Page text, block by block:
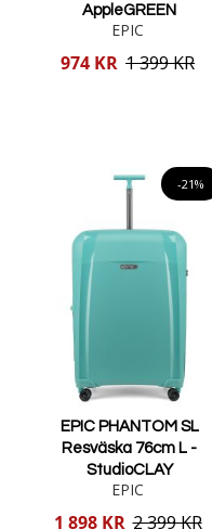
AppleGREEN
EPIC
Reducerat
974 KR 1 399 KR
-21%
EPIC PHANTOM SL
Resväska 76cm L -
StudioCLAY
EPIC
Reducerat
1 898 KR 2 399 KR